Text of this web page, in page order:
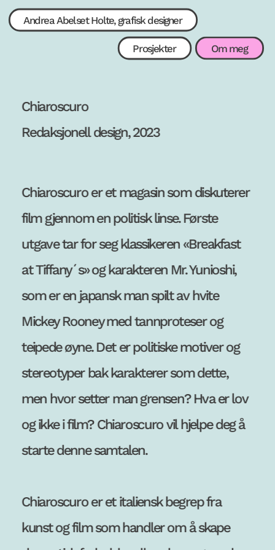
Chiaroscuro
Redaksjonell design, 2023
Chiaroscuro er et magasin som diskuterer
film gjennom en politisk linse. Første
utgave tar for seg klassikeren «Breakfast
at Tiffany´s» og karakteren Mr. Yunioshi,
som er en japansk man spilt av hvite
Mickey Rooney med tannproteser og
teipede øyne. Det er politiske motiver og
stereotyper bak karakterer som dette,
men hvor setter man grensen? Hva er lov
og ikke i film? Chiaroscuro vil hjelpe deg å
starte denne samtalen.
Chiaroscuro er et italiensk begrep fra
kunst og film som handler om å skape
Andrea Abelset Holte, grafisk designer
Prosjekter Om meg